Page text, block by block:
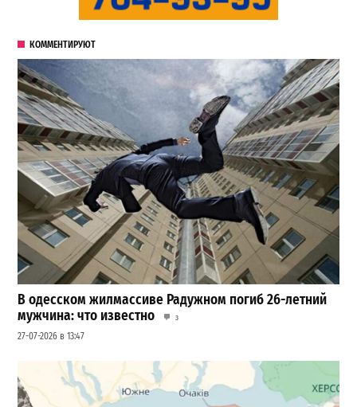
КОММЕНТИРУЮТ
В одесском жилмассиве Радужном погиб 26-летний
мужчина: что известно
3
27-07-2026 в 13:47